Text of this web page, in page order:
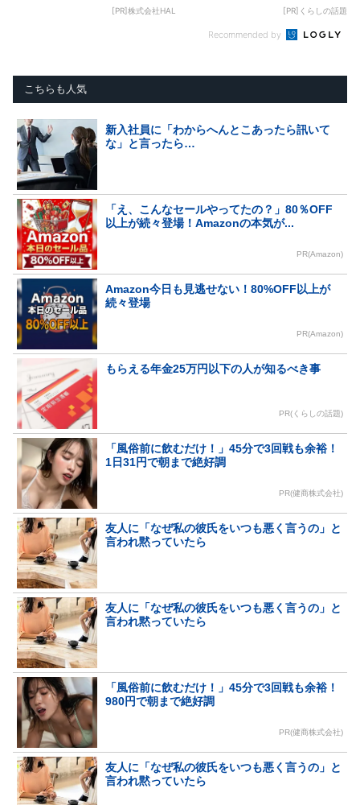
[PR]株式会社HAL [PR]くらしの話題
Recommended by
こちらも人気
新入社員に「わからへんとこあったら訊いて
な」と言ったら…
「え、こんなセールやってたの？」80％OFF
以上が続々登場！Amazonの本気が...
PR(Amazon)
Amazon今日も見逃せない！80%OFF以上が
続々登場
PR(Amazon)
もらえる年金25万円以下の人が知るべき事
PR(くらしの話題)
「風俗前に飲むだけ！」45分で3回戦も余裕！
1日31円で朝まで絶好調
PR(健商株式会社)
友人に「なぜ私の彼氏をいつも悪く言うの」と
言われ黙っていたら
友人に「なぜ私の彼氏をいつも悪く言うの」と
言われ黙っていたら
「風俗前に飲むだけ！」45分で3回戦も余裕！
980円で朝まで絶好調
PR(健商株式会社)
友人に「なぜ私の彼氏をいつも悪く言うの」と
言われ黙っていたら